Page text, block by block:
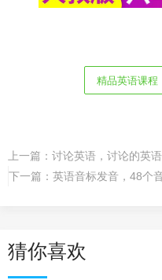
精品英语课程
上一篇： 讨论英语，讨论的英
下一篇： 英语音标发音，48个
猜你喜欢